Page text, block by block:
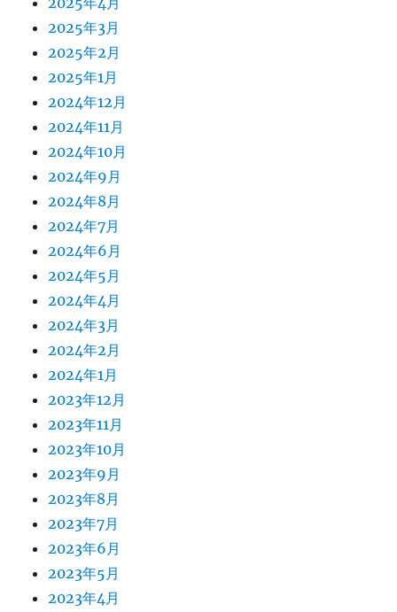
2025年3月
2025年2月
2025年1月
2024年12月
2024年11月
2024年10月
2024年9月
2024年8月
2024年7月
2024年6月
2024年5月
2024年4月
2024年3月
2024年2月
2024年1月
2023年12月
2023年11月
2023年10月
2023年9月
2023年8月
2023年7月
2023年6月
2023年5月
2023年4月